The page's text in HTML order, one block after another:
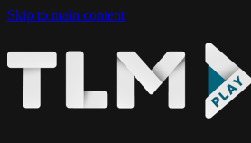
Skip to main content